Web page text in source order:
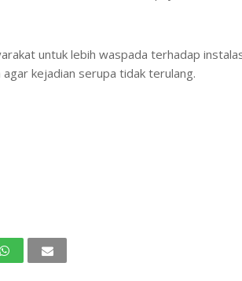
untuk lebih waspada terhadap
agar kejadian serupa tidak terulang.